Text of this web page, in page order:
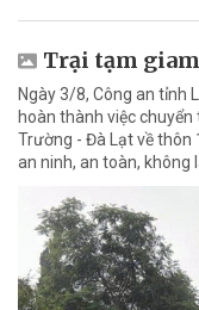
Trại tạm
Ngày 3/8, Công an tỉnh
hoàn thành việc
Trường - Đà Lạt về thôn
an ninh, an toàn, không